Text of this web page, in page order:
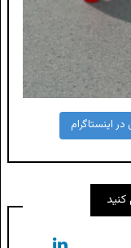
اینستاگرام